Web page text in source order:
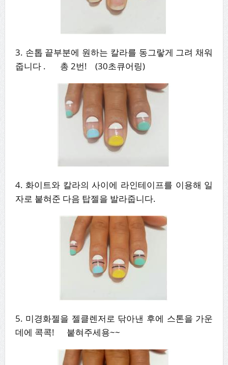
3. 손톱 끝부분에 원하는 칼라를 동그랗게 그려 채워
줍니다 . 총 2번! (30초큐어링)
4. 화이트와 칼라의 사이에 라인테이프를 이용해 일
자로 붙혀준 다음 탑젤을 발라줍니다.
5. 미경화젤을 젤클렌저로 닦아낸 후에 스톤을 가운
데에 콕콕! 붙혀주세용~~